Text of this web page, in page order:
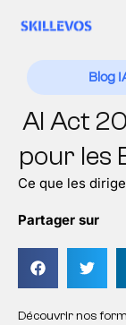
Blog
AI Act
pour les
Ce que les
Partager sur
Découvrir nos